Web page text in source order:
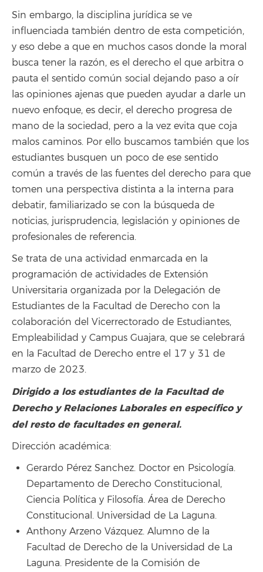
Sin embargo, la disciplina jurídica se ve
influenciada también dentro de esta competición,
y eso debe a que en muchos casos donde la moral
busca tener la razón, es el derecho el que arbitra o
pauta el sentido común social dejando paso a oír
las opiniones ajenas que pueden ayudar a darle un
nuevo enfoque, es decir, el derecho progresa de
mano de la sociedad, pero a la vez evita que coja
malos caminos. Por ello buscamos también que los
estudiantes busquen un poco de ese sentido
común a través de las fuentes del derecho para que
tomen una perspectiva distinta a la interna para
debatir, familiarizado se con la búsqueda de
noticias, jurisprudencia, legislación y opiniones de
profesionales de referencia.
Se trata de una actividad enmarcada en la
programación de actividades de Extensión
Universitaria organizada por la Delegación de
Estudiantes de la Facultad de Derecho con la
colaboración del Vicerrectorado de Estudiantes,
Empleabilidad y Campus Guajara, que se celebrará
en la Facultad de Derecho entre el 17 y 31 de
marzo de 2023.
Dirigido a los estudiantes de la Facultad de
Derecho y Relaciones Laborales en específico y
del resto de facultades en general.
Dirección académica:
Gerardo Pérez Sanchez. Doctor en Psicología.
Departamento de Derecho Constitucional,
Ciencia Política y Filosofía. Área de Derecho
Constitucional. Universidad de La Laguna.
Anthony Arzeno Vázquez. Alumno de la
Facultad de Derecho de la Universidad de La
Laguna. Presidente de la Comisión de